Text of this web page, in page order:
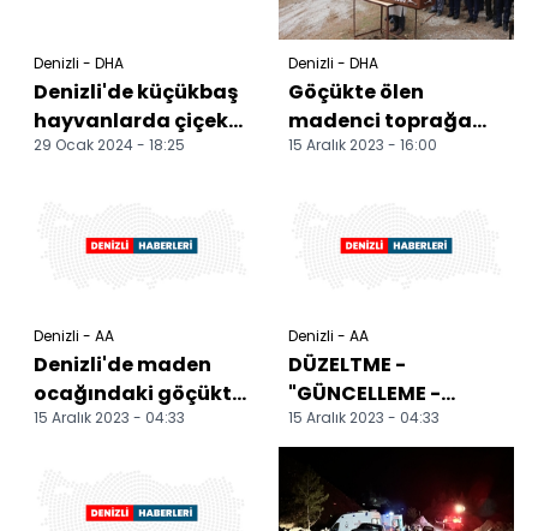
Denizli - DHA
Denizli'de küçükbaş
hayvanlarda çiçek
hastalığı
29 Ocak 2024 - 18:25
Denizli - DHA
Göçükte ölen
madenci toprağa
verildi; 4 yaşındaki
15 Aralık 2023 - 16:00
Denizli - AA
Denizli'de maden
ocağındaki göçükte
ölen işçi toprağa
15 Aralık 2023 - 04:33
Denizli - AA
DÜZELTME -
"GÜNCELLEME -
Denizli'de maden
ocağında göçük
meydana geldi"
baş...
15 Aralık 2023 - 04:33